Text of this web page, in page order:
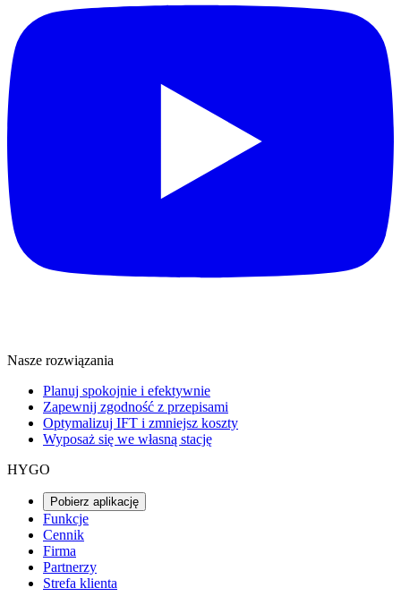
Nasze rozwiązania
Planuj spokojnie i efektywnie
Zapewnij zgodność z przepisami
Optymalizuj IFT i zmniejsz koszty
Wyposaż się we własną stację
HYGO
Pobierz aplikację
Funkcje
Cennik
Firma
Partnerzy
Strefa klienta